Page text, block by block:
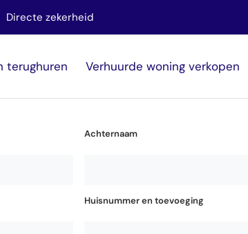
Directe zekerheid
terughuren Verhuurde woning verkopen
Achternaam
Huisnummer en toevoeging